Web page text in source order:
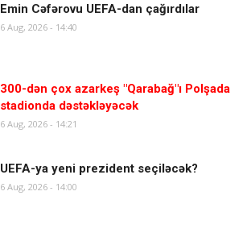
Emin Cəfərovu UEFA-dan çağırdılar
6 Aug, 2026 - 14:40
300-dən çox azarkeş "Qarabağ"ı Polşada
stadionda dəstəkləyəcək
6 Aug, 2026 - 14:21
UEFA-ya yeni prezident seçiləcək?
6 Aug, 2026 - 14:00